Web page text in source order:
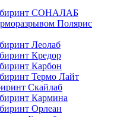
СОНАЛАБ
Полярис
Леолаб
Кредор
Карбон
Термо Лайт
Скайлаб
Кармина
Орлеан